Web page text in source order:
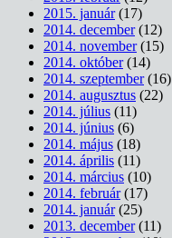
2015. január(17)
2014. december(12)
2014. november(15)
2014. október(14)
2014. szeptember(16)
2014. augusztus (22)
2014. július (11)
2014. június (6)
2014. május (18)
2014. április (11)
2014. március (10)
2014. február(17)
2014. január(25)
2013. december(11)